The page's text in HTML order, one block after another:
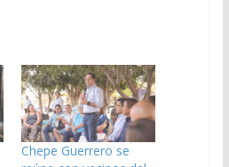
Chepe Guerrero se